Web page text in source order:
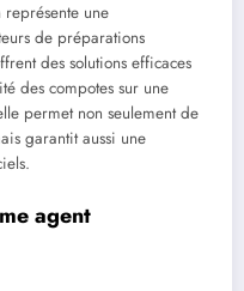
représente une
de préparations
des solutions efficaces
des compotes sur une
permet non seulement de
garantit aussi une
agent